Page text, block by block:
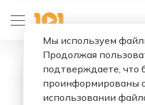
Мы используем
Продолжая
подтверждаете, что
проинформированы
использовании